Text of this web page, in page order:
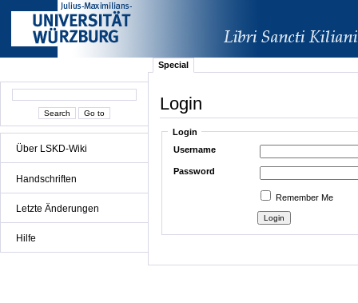
Über LSKD-Wiki
Handschriften
Letzte Änderungen
Hilfe
Special
Login
Login
Username
Password
Remember Me